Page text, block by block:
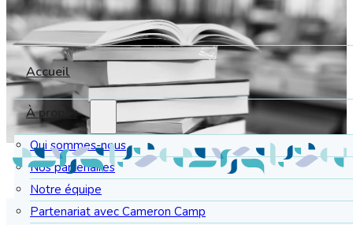
Accueil
À propos
Qui sommes-nous
Nos partenaires
Notre équipe
Partenariat avec Cameron Camp